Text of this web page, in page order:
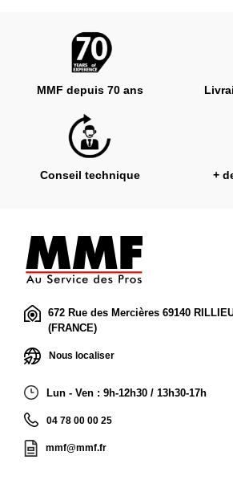
MMF depuis 70 ans
Conseil technique +
672 Rue des Mercières 69140
(FRANCE)
Nous localiser
Lun - Ven : 9h-12h30 / 13h30-17h
04 78 00 00 25
mmf@mmf.fr